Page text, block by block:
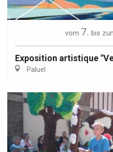
vom 7. bis
Exposition artistique
Paluel